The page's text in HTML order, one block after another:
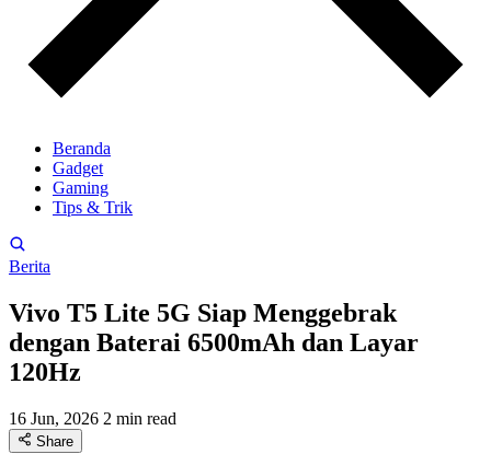
Beranda
Gadget
Gaming
Tips & Trik
Berita
Vivo T5 Lite 5G Siap Menggebrak
dengan Baterai 6500mAh dan Layar
120Hz
16 Jun, 2026 2 min read
Share